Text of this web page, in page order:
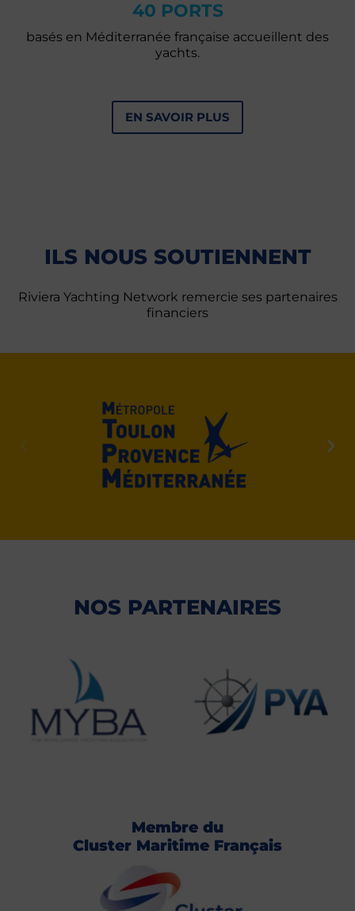
40 PORTS
basés en Méditerranée française accueillent des
yachts.
EN SAVOIR PLUS
ILS NOUS SOUTIENNENT
Riviera Yachting Network remercie ses partenaires
financiers
NOS PARTENAIRES
Membre du
Cluster Maritime Français